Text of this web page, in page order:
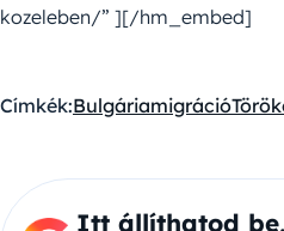
kozeleben/” ][/hm_embed]
Címkék:Bulgáriamigráció
Itt állíthatod